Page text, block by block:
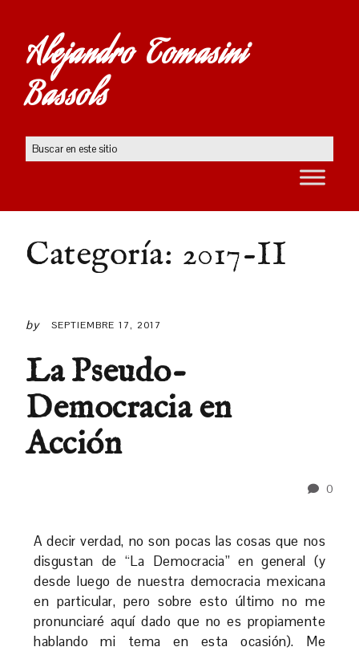
Alejandro Tomasini
Bassols
Categoría: 2017-II
by SEPTIEMBRE 17, 2017
La Pseudo-
Democracia en
Acción
0
A decir verdad, no son pocas las cosas que nos
disgustan de “La Democracia” en general (y
desde luego de nuestra democracia mexicana
en particular, pero sobre esto último no me
pronunciaré aquí dado que no es propiamente
hablando mi tema en esta ocasión). Me